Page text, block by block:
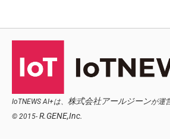
IoTNEWS AI+は、 株式会社アールジーンが運
© 2015- R.GENE,Inc.